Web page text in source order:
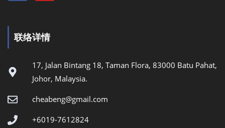
联络详情
17, Jalan Bintang 18, Taman Flora, 83000 Batu Pahat,
Johor, Malaysia.
cheabeng@gmail.com
+6019-7612824